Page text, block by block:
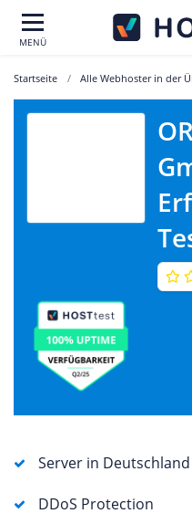
MENÜ
Startseite Alle Webhoster in der
Server in Deutschland
DDoS Protection